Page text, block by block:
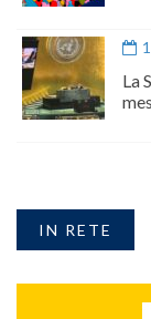
La
IN RETE